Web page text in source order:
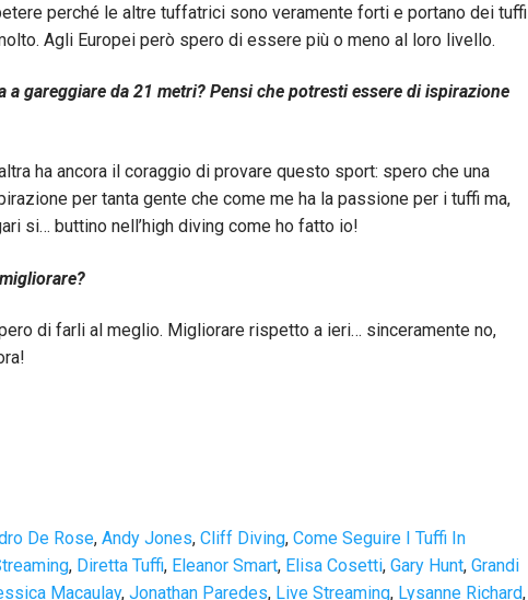
perché le altre tuffatrici sono veramente forti e portano dei tuffi
Agli Europei però spero di essere più o meno al loro livello.
gareggiare da 21 metri? Pensi che potresti essere di ispirazione
ha ancora il coraggio di provare questo sport: spero che una
per tanta gente che come me ha la passione per i tuffi ma,
si… buttino nell’high diving come ho fatto io!
di farli al meglio. Migliorare rispetto a ieri… sinceramente no,
De Rose, Andy Jones, Cliff Diving, Come Seguire I Tuffi In
, Diretta Tuffi, Eleanor Smart, Elisa Cosetti, Gary Hunt, Grandi
Macaulay, Jonathan Paredes, Live Streaming, Lysanne Richard,